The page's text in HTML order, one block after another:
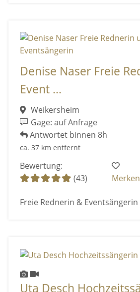
Denise Naser Freie
Event ...
Weikersheim
Gage: auf Anfrage
Antwortet binnen 8h
ca. 37 km entfernt
Bewertung:
(43)
Merken
Freie Rednerin &
Uta Desch